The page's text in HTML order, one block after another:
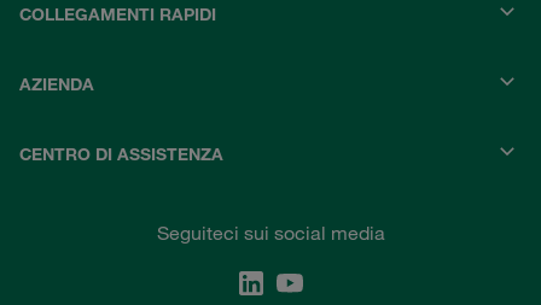
COLLEGAMENTI RAPIDI
AZIENDA
CENTRO DI ASSISTENZA
Seguiteci sui social media